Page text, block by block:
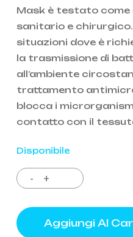
Mask è testato come
sanitario e
situazioni dove è
la trasmissione di
all’ambiente
trattamento
blocca i
contatto con il
Disponibile
Aggiungi Al